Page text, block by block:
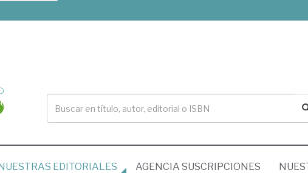
EDITORIALES AGENCIA SUSCRIPCIONES